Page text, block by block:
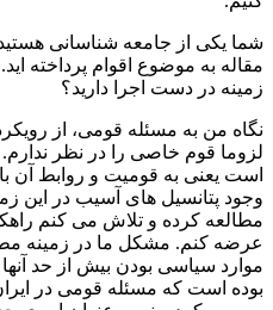
شما یکی از جامعه شناسانی
مقاله به موضوع اقوام پرداخته
زمینه در دست اجرا دارید؟
نگاه من به مسئله قومی، از
لزوما قوم خاصی را در نظر ندارم.
است یعنی به قومیت و روابط آن
وجود پتانسیل های آسیب در این
مطالعه کرده و تلاش می کنم
عرضه کنم. مشکل ما در زمینه
موارد سیاسی بودن بیش از حد
بوده است که مسئله قومی در